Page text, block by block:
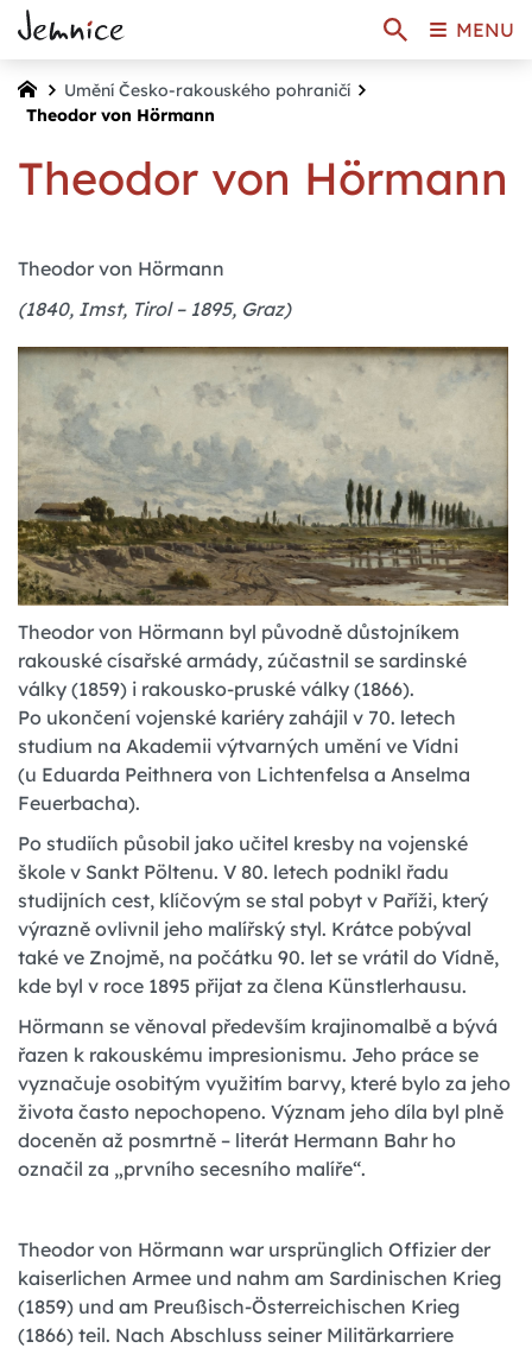
Umění Česko-rakouského pohraničí
Theodor von Hörmann
Theodor von Hörmann
Theodor von Hörmann
(1840, Imst, Tirol – 1895, Graz)
Theodor von Hörmann byl původně důstojníkem
rakouské císařské armády, zúčastnil se sardinské
války (1859) i rakousko-pruské války (1866).
Po ukončení vojenské kariéry zahájil v 70. letech
studium na Akademii výtvarných umění ve Vídni
(u Eduarda Peithnera von Lichtenfelsa a Anselma
Feuerbacha).
Po studiích působil jako učitel kresby na vojenské
škole v Sankt Pöltenu. V 80. letech podnikl řadu
studijních cest, klíčovým se stal pobyt v Paříži, který
výrazně ovlivnil jeho malířský styl. Krátce pobýval
také ve Znojmě, na počátku 90. let se vrátil do Vídně,
kde byl v roce 1895 přijat za člena Künstlerhausu.
Hörmann se věnoval především krajinomalbě a bývá
řazen k rakouskému impresionismu. Jeho práce se
vyznačuje osobitým využitím barvy, které bylo za jeho
života často nepochopeno. Význam jeho díla byl plně
doceněn až posmrtně – literát Hermann Bahr ho
označil za „prvního secesního malíře“.
Theodor von Hörmann war ursprünglich Offizier der
kaiserlichen Armee und nahm am Sardinischen Krieg
(1859) und am Preußisch-Österreichischen Krieg
(1866) teil. Nach Abschluss seiner Militärkarriere
MENU